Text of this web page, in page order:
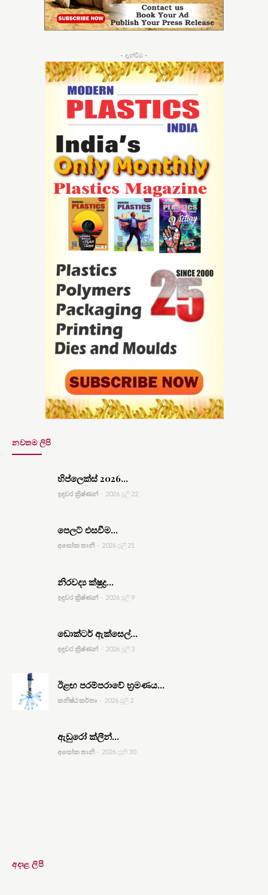
- දැන්වීම -
නවතම ලිපි
හිප්ලෙක්ස් 2026...
ඉඳුවර ක්‍රිෂ්ණන් - 2026 ජූලි 22
පෙලට් එසවීම...
අසෝක තානි - 2026 ජූලි 21
නිරවද්‍ය ක්ෂුද්‍ර...
ඉඳුවර ක්‍රිෂ්ණන් - 2026 ජූලි 9
ඩොක්ටර් ඇක්සෙල්...
ඉඳුවර ක්‍රිෂ්ණන් - 2026 ජූලි 3
ඊළඟ පරම්පරාවේ භ්‍රමණය...
කනිෂ්ඨ කර්තෘ - 2026 ජූලි 2
ඇඩුරෝ ක්ලීන්...
අසෝක තානි - 2026 ජූනි 30
අදාළ ලිපි